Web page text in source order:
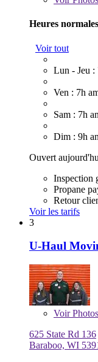
Heures normales
Voir tout
Lun - Jeu :
Ven : 7h
Sam : 7h
Dim : 9h
Ouvert
Inspection
Propane
Retour
Voir les tarifs
3
U-Haul
VoirPhotos
625 State Rd 136
Baraboo, WI